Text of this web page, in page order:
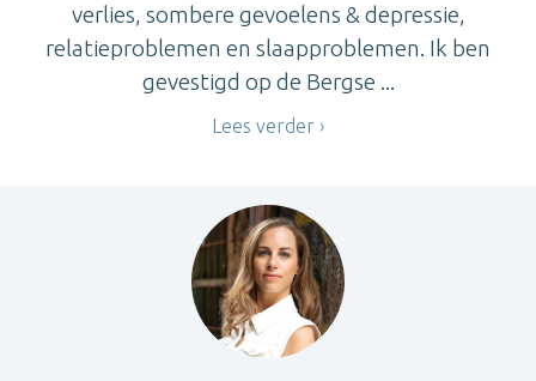
verlies, sombere gevoelens & depressie,
relatieproblemen en slaapproblemen. Ik ben
gevestigd op de Bergse ...
Lees verder